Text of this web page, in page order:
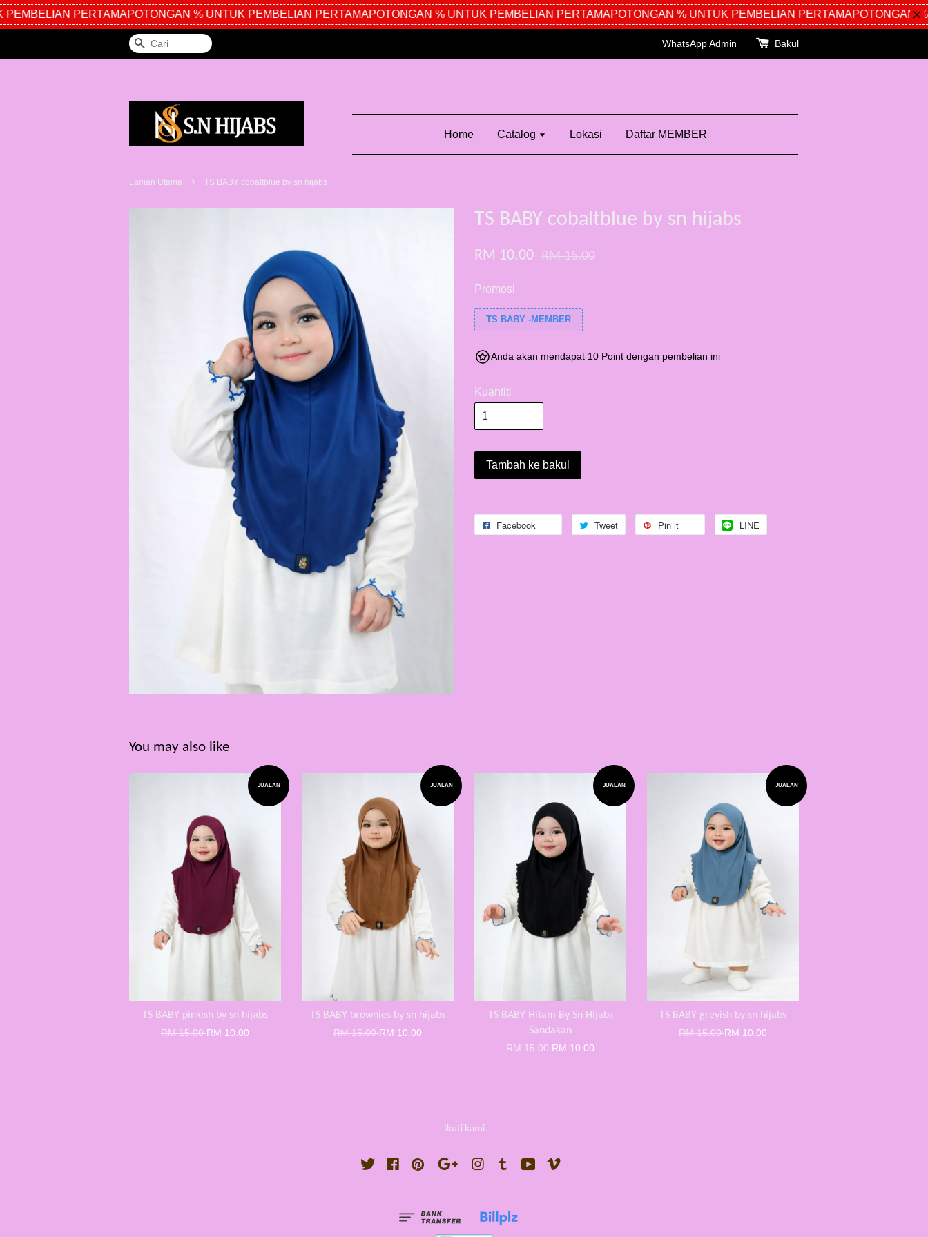
PERTAMAPOTONGAN % UNTUK PEMBELIAN PERTAMAPOTONGAN % UNTUK PEMBELIAN PERTAMAPOTONGAN % UNTUK PEMBELIAN PERTAMAPOTONGAN %
Cari WhatsApp Admin Bakul
Home Catalog Lokasi Daftar MEMBER
Laman Utama › TS BABY cobaltblue by sn hijabs
TS BABY cobaltblue by sn hijabs
RM 10.00 RM 15.00
Promosi
TS BABY -MEMBER
Anda akan mendapat 10 Point dengan pembelian ini
Kuantiti
Tambah ke bakul
Facebook Tweet Pin it LINE
You may also like
JUALAN
TS BABY pinkish by sn hijabs
RM 15.00RM 10.00
JUALAN
TS BABY brownies by sn hijabs
RM 15.00RM 10.00
JUALAN
TS BABY Hitam By Sn Hijabs
Sandakan
RM 15.00RM 10.00
JUALAN
TS BABY greyish by sn hijabs
RM 15.00RM 10.00
Ikuti kami
Twitter FacebookPinterest Google Instagram
Tumblr YouTube